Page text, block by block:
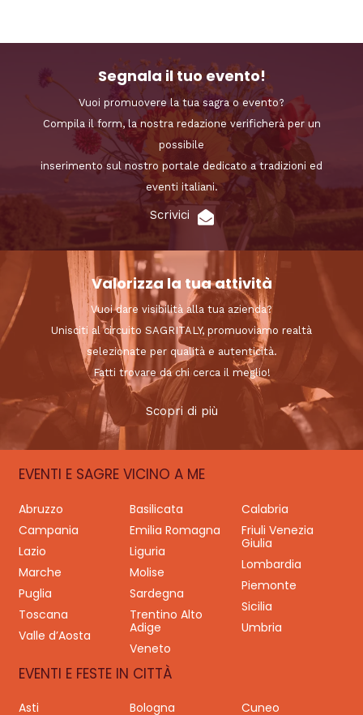
Segnala il tuo evento!
Vuoi promuovere la tua sagra o evento?
Compila il form, la nostra redazione verificherà per un
possibile
inserimento sul nostro portale dedicato a tradizioni ed
eventi italiani.
Scrivici
Valorizza la tua attività
Vuoi dare visibilità alla tua azienda?
Unisciti al circuito SAGRITALY, promuoviamo realtà
selezionate per qualità e autenticità.
Fatti trovare da chi cerca il meglio!
Scopri di più
EVENTI E SAGRE VICINO A ME
Abruzzo Basilicata
Calabria
Campania
Emilia Romagna
Friuli Venezia
Giulia
Lazio
Liguria
Lombardia
Marche
Molise
Piemonte
Puglia
Sardegna
Sicilia
Toscana
Trentino Alto
Adige
Umbria
Valle d’Aosta
Veneto
EVENTI E FESTE IN CITTÀ
Asti Bologna
Cuneo